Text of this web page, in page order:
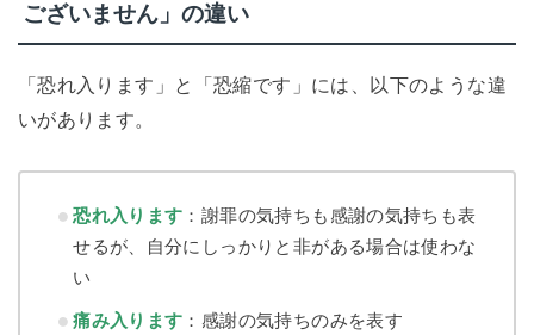
ございません」の違い
「恐れ入ります」と「恐縮です」には、以下のような違
いがあります。
恐れ入ります ：謝罪の気持ちも感謝の気持ちも表
せるが、自分にしっかりと非がある場合は使わな
い
痛み入ります ：感謝の気持ちのみを表す